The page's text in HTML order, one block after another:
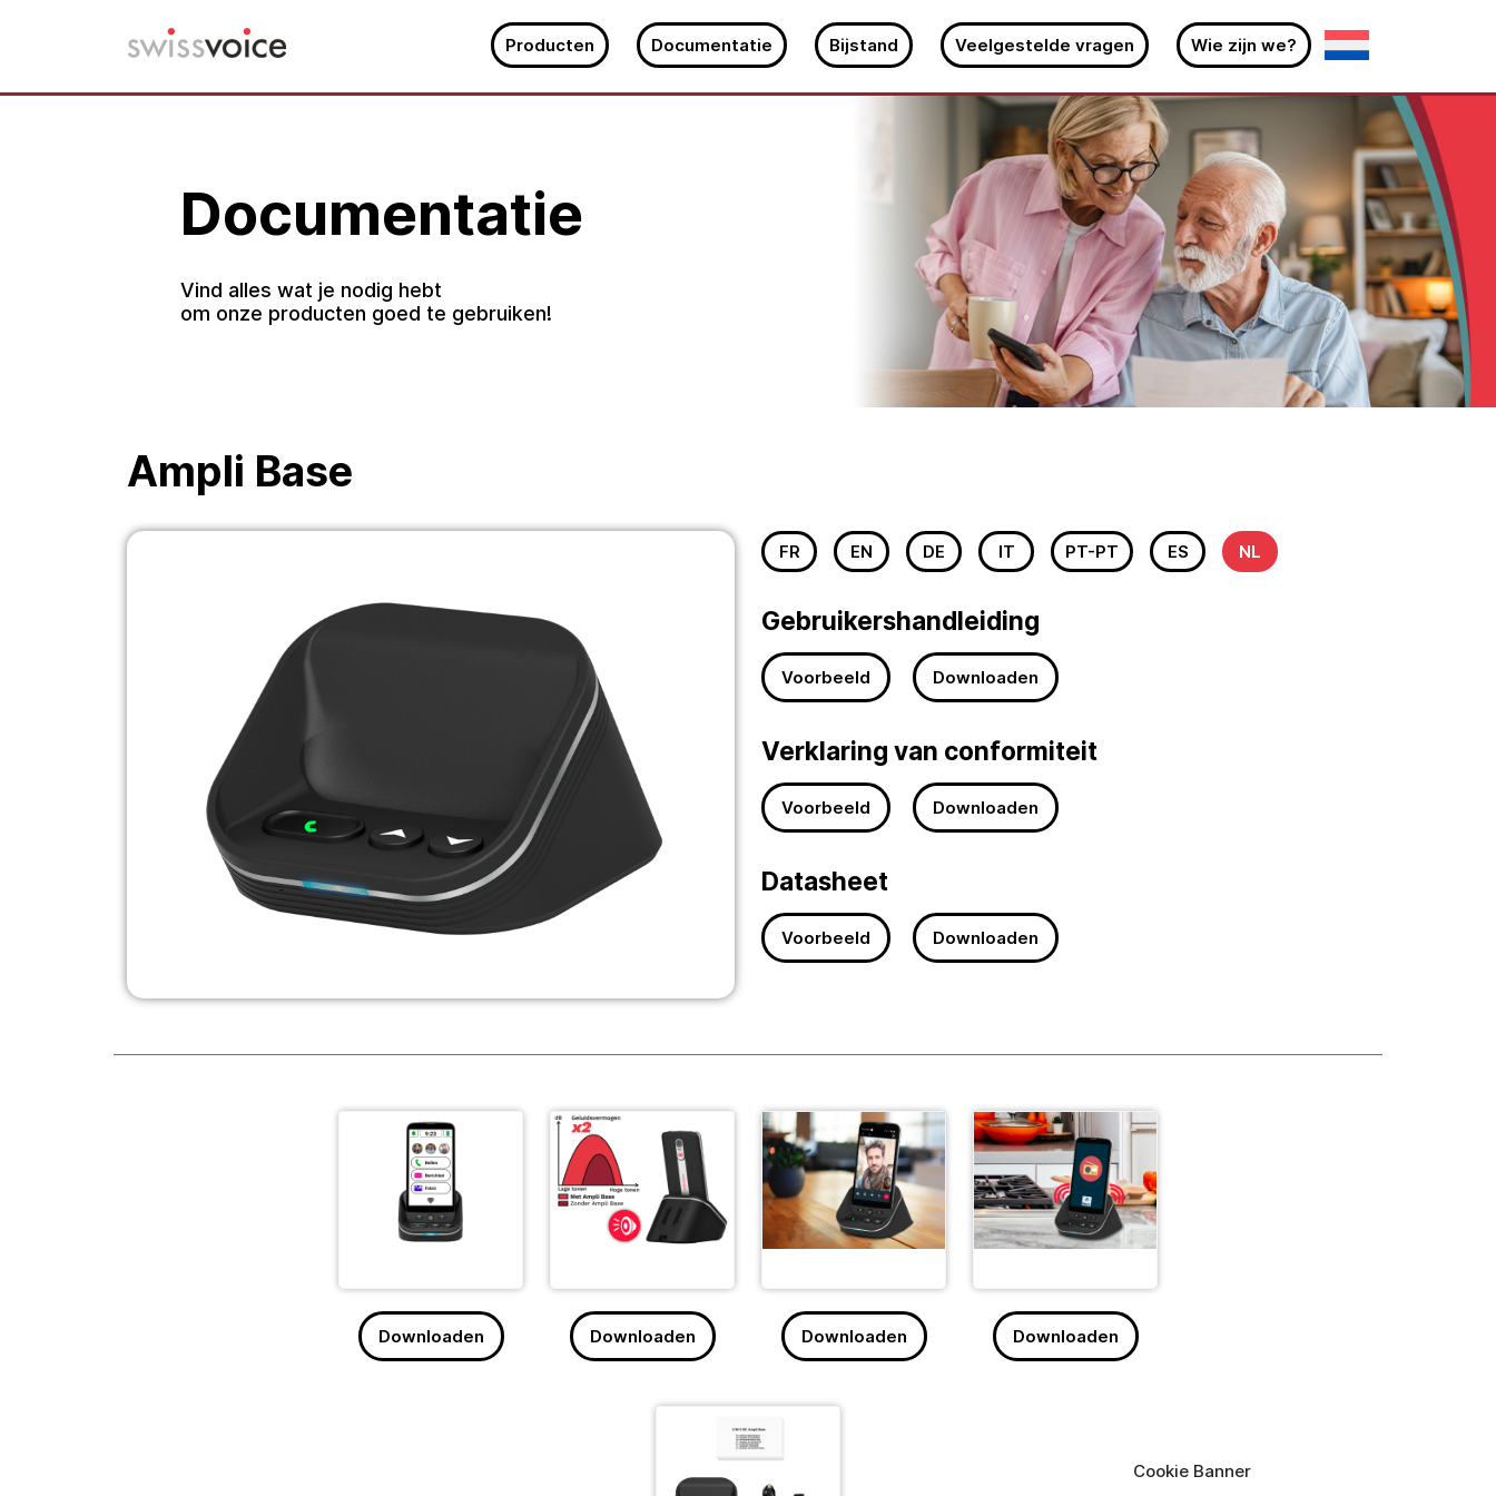
Cookie Banner
Producten Documentatie Bijstand Veelgestelde vragen Wie zijn we?
Documentatie
Vind alles wat je nodig hebt
om onze producten goed te gebruiken!
Ampli Base
FR EN DE IT PT-PT ES NL
Gebruikershandleiding
Voorbeeld Downloaden
Verklaring van conformiteit
Voorbeeld Downloaden
Datasheet
Voorbeeld Downloaden
Downloaden Downloaden Downloaden Downloaden